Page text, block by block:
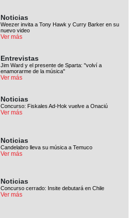
Noticias
Weezer invita a Tony Hawk y Curry Barker en su
nuevo video
Ver más
Entrevistas
Jim Ward y el presente de Sparta: ''volví a
enamorarme de la música''
Ver más
Noticias
Concurso: Fiskales Ad-Hok vuelve a Onaciú
Ver más
Noticias
Candelabro lleva su música a Temuco
Ver más
Noticias
Concurso cerrado: Insite debutará en Chile
Ver más